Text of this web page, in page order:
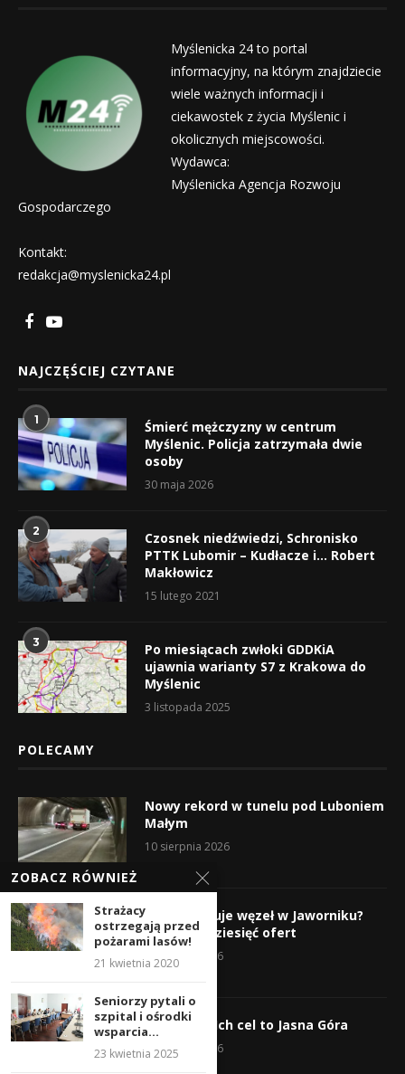
Myślenicka 24 to portal
informacyjny, na którym znajdziecie
wiele ważnych informacji i
ciekawostek z życia Myślenic i
okolicznych miejscowości.
Wydawca:
Myślenicka Agencja Rozwoju
Gospodarczego
Kontakt:
redakcja@myslenicka24.pl
NAJCZĘŚCIEJ CZYTANE
1
Śmierć mężczyzny w centrum
Myślenic. Policja zatrzymała dwie
osoby
30 maja 2026
2
Czosnek niedźwiedzi, Schronisko
PTTK Lubomir – Kudłacze i… Robert
Makłowicz
15 lutego 2021
3
Po miesiącach zwłoki GDDKiA
ujawnia warianty S7 z Krakowa do
Myślenic
3 listopada 2025
POLECAMY
Nowy rekord w tunelu pod Luboniem
Małym
10 sierpnia 2026
Kto wybuduje węzeł w Jaworniku?
Wpłynęło dziesięć ofert
7 sierpnia 2026
Wyruszyli! Ich cel to Jasna Góra
5 sierpnia 2026
ZOBACZ RÓWNIEŻ
Strażacy
ostrzegają przed
pożarami lasów!
21 kwietnia 2020
Seniorzy pytali o
szpital i ośrodki
wsparcia...
23 kwietnia 2025